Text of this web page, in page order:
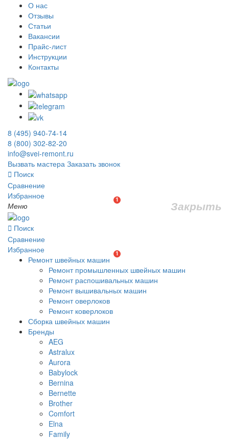
О нас
Отзывы
Статьи
Вакансии
Прайс-лист
Инструкции
Контакты
8 (495) 940-74-14
8 (800) 302-82-20
info@svei-remont.ru
Вызвать мастера Заказать звонок
Поиск
Сравнение
Избранное
1
Меню Закрыть
Поиск
Сравнение
Избранное
1
Ремонт швейных машин
Ремонт промышленных швейных машин
Ремонт распошивальных машин
Ремонт вышивальных машин
Ремонт оверлоков
Ремонт коверлоков
Сборка швейных машин
Бренды
AEG
Astralux
Aurora
Babylock
Bernina
Bernette
Brother
Comfort
Elna
Family